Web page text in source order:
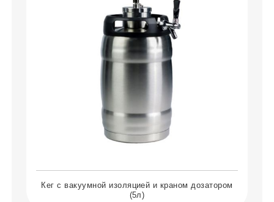
Кег с вакуумной изоляцией и краном дозатором
(5л)